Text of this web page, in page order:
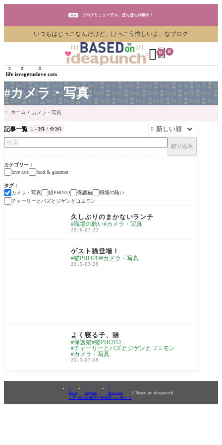
#カメラ・写真
NEW ブログリニューアル、ぼちぼち作業中！
ブログリニューアル、ぼちぼち作業中！
ブログリニューアル、ぼちぼち作業中！
いつもはじっこなんだけど、けっこう愉しいよ、なブログ

life is

vegetus

love cats
 0
 0
 ホーム カメラ・写真
記事一覧 1 - 3件 / 全3件 
絞り込み
カテゴリー
love cats
food & gourmet
タグ
カメラ・写真
猫PHOTO 保護猫
職場の賄い
チャーリーとバズとジゲンとゴエモン
food & gourmet
久しぶりのまかないランチ
職場の賄い カメラ・写真
2016-07-22
ゲスト猫登場！
猫PHOTO カメラ・写真
2015-03-28
よく寝る子、猫
保護猫 猫PHOTO
チャーリーとバズとジゲンとゴエモン
カメラ・写真
2013-07-08

life is
人生日誌

vegetus
健康的不健康

love cats
愛しい猫たち
 Based on ideapunch